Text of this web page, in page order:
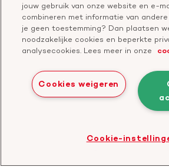
Doneer
Bezoek
onze
Facebook
Bezoek
ons
YouTube
Bezoek
onze
LinkedIn
Bezoek
onze
TikTok
profiel
onze
profiel
Bezoek
jouw gebruik van onze website en e-
combineren met informatie van
je geen toestemming? Dan plaatsen
noodzakelijke cookies en beperkte
analysecookies. Lees meer in onze
Cookies weigeren
Cookie-